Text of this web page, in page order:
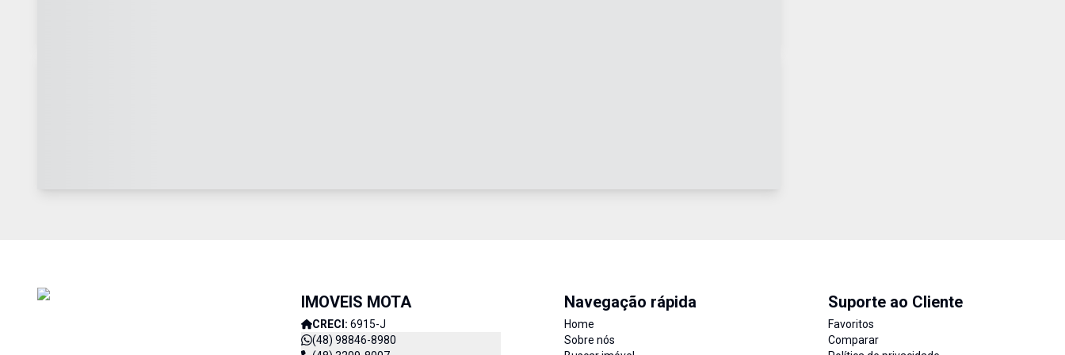
IMOVEIS MOTA
CRECI: 6915-J
(48) 98846-8980
Navegação rápida
Home
Sobre nós
Suporte ao Cliente
Favoritos
Comparar